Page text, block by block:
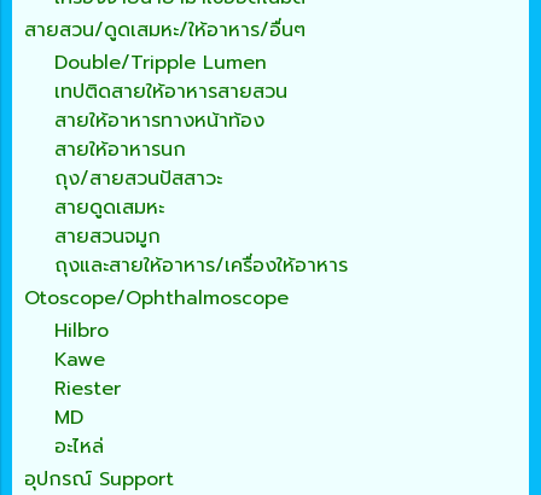
สายสวน/ดูดเสมหะ/ให้อาหาร/อื่นๆ
Double/Tripple Lumen
เทปติดสายให้อาหารสายสวน
สายให้อาหารทางหน้าท้อง
สายให้อาหารนก
ถุง/สายสวนปัสสาวะ
สายดูดเสมหะ
สายสวนจมูก
ถุงและสายให้อาหาร/เครื่องให้อาหาร
Otoscope/Ophthalmoscope
Hilbro
Kawe
Riester
MD
อะไหล่
อุปกรณ์ Support